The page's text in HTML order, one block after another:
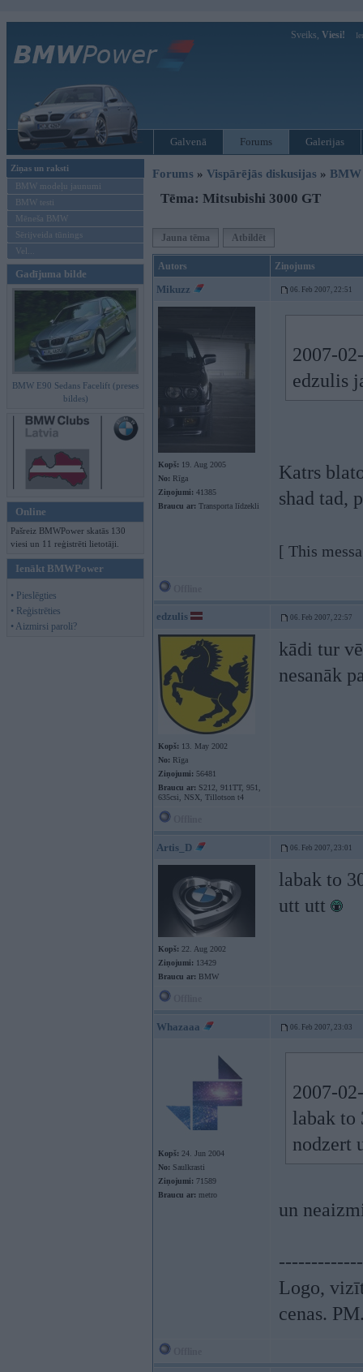
Sveiks, Viesi!
Galvenā Forums Galerijas
Ziņas un raksti
BMW modeļu jaunumi
BMW testi
Mēneša BMW
Sērijveida tūnings
Vel...
Gadījuma bilde
BMW E90 Sedans Facelift (preses
bildes)
Online
Pašreiz BMWPower skatās 130
viesi un 11 reģistrēti lietotāji.
Ienākt BMWPower
• Pieslēgties
• Reģistrēties
• Aizmirsi paroli?
Forums » Vispārējās diskusijas »
Tēma: Mitsubishi 3000 GT
Jauna tēma Atbildēt
Autors Ziņojums
Mikuzz 06. Feb 2007, 22:51
Kopš: 19. Aug 2005
No: Rīga
Ziņojumi: 41385
Braucu ar: Transporta līdzekli
2007-
edzulis
Katrs
shad tad,
[ This
edzulis 06. Feb 2007, 22:57
Kopš: 13. May 2002
No: Rīga
Ziņojumi: 56481
Braucu ar: S212, 911TT, 951,
635csi, NSX, Tillotson t4
kādi tur
nesanāk
Artis_D 06. Feb 2007, 23:01
Kopš: 22. Aug 2002
Ziņojumi: 13429
Braucu ar: BMW
labak to
utt utt
Whazaaa 06. Feb 2007, 23:03
Kopš: 24. Jun 2004
No: Saulkrasti
Ziņojumi: 71589
Braucu ar: metro
2007-
labak to
nodzert
un
Logo,
cenas.